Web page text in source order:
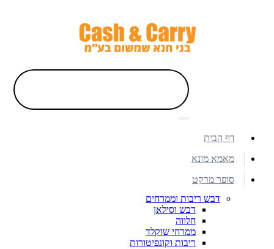
דף הבית
מאמא מונא
סופר מרקט
דבש ריבות וממרחים
דבש וסילאן
חלווה
ממרחי שוקלד
ריבות וקונפיטורות